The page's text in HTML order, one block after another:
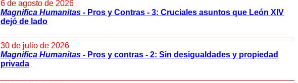
6 de agosto de 2026
Magnifica Humanitas - Pros y Contras - 3: Cruciales asuntos que León XIV
dejó de lado
30 de julio de 2026
Magnifica Humanitas - Pros y contras - 2: Sin desigualdades y propiedad
privada